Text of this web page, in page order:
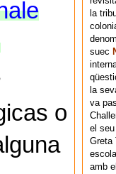
o
la
suec
la
va
el
Greta
amb